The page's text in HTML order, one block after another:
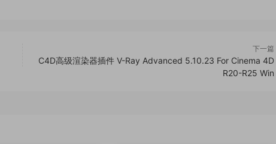
下一篇
C4D高级渲染器插件 V-Ray Advanced 5.10.23 For Cinema 4D
R20-R25 Win